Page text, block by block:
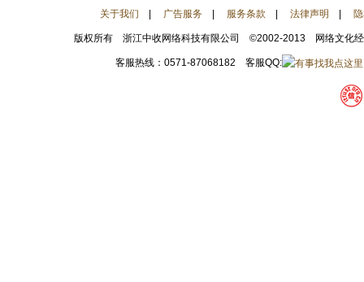
关于我们 广告服务 服务条款 法律声明
版权所有 浙江中收网络科技有限公司 ©2002-2013 网络文化经
客服热线：0571-87068182 客服QQ: